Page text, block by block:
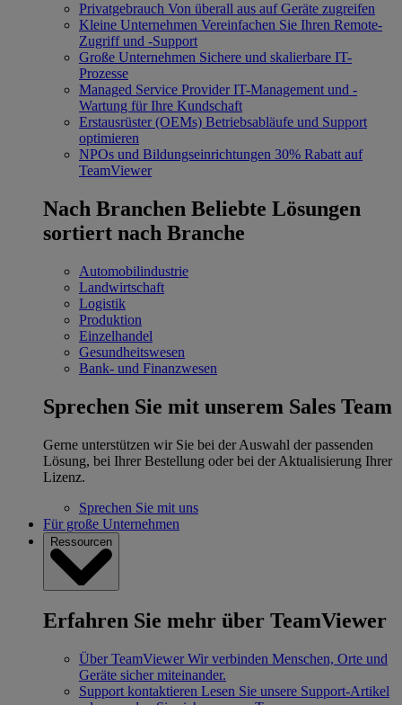
Privatgebrauch Von überall aus auf Geräte zugreifen
Kleine Unternehmen Vereinfachen Sie Ihren Remote-
Zugriff und -Support
Große Unternehmen Sichere und skalierbare IT-
Prozesse
Managed Service Provider IT-Management und -
Wartung für Ihre Kundschaft
Erstausrüster (OEMs) Betriebsabläufe und Support
optimieren
NPOs und Bildungseinrichtungen 30% Rabatt auf
TeamViewer
Nach Branchen Beliebte Lösungen
sortiert nach Branche
Automobilindustrie
Landwirtschaft
Logistik
Produktion
Einzelhandel
Gesundheitswesen
Bank- und Finanzwesen
Sprechen Sie mit unserem Sales Team
Gerne unterstützen wir Sie bei der Auswahl der passenden
Lösung, bei Ihrer Bestellung oder bei der Aktualisierung Ihrer
Lizenz.
Sprechen Sie mit uns
Für große Unternehmen
Ressourcen
Erfahren Sie mehr über TeamViewer
Über TeamViewer Wir verbinden Menschen, Orte und
Geräte sicher miteinander.
Support kontaktieren Lesen Sie unsere Support-Artikel